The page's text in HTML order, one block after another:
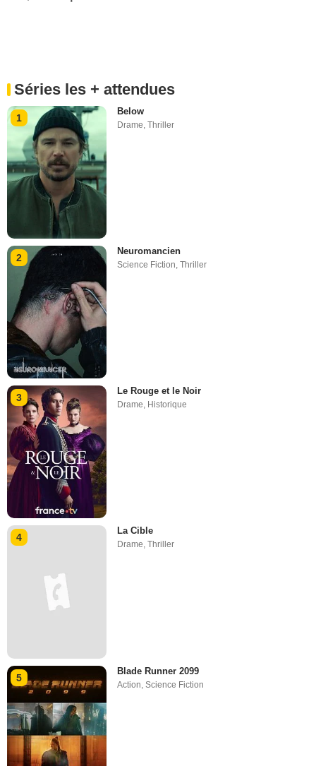
Séries les + attendues
1
Below
Drame ,Thriller
2
Neuromancien
Science Fiction,Thriller
3
Le Rouge et le Noir
Drame, Historique
4
La Cible
Drame,Thriller
5
Blade Runner 2099
Action ,Science Fiction